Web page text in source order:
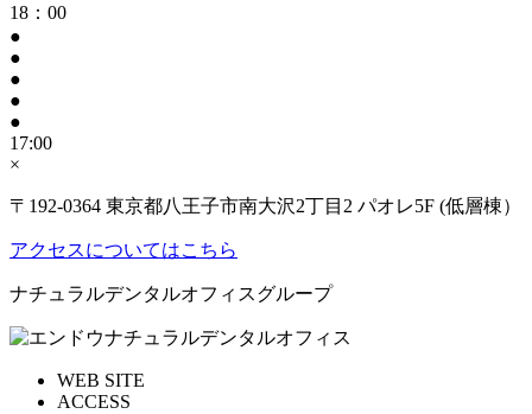
18：00
●
●
●
●
●
17:00
×
〒192-0364 東京都八王子市南大沢2丁目2 パオレ5F (低層棟）
アクセスについてはこちら
ナチュラルデンタルオフィスグループ
WEB SITE
ACCESS